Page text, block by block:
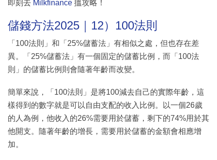
即刻去 Milkfinance 搵攻略！
儲錢方法2025｜12）100法則
「100法則」和「25%儲蓄法」有相似之處，但也存在差
異。「25%儲蓄法」有一個固定的儲蓄比例，而「100法
則」的儲蓄比例則會隨著年齡而改變。
簡單來說，「100法則」是將100減去自己的實際年齡，這
樣得到的數字就是可以自由支配的收入比例。以一個26歲
的人為例，他收入的26%需要用於儲蓄，剩下的74%用於其
他開支。隨著年齡的增長，需要用於儲蓄的金額會相應增
加。